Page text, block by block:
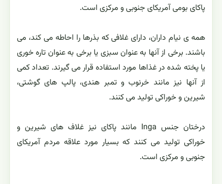
پاکای بومی آمریکای جنوبی و مرکزی است.
همه ی نیام داران، دارای غلافی که بذرها را احاطه می کند، می
باشند. برخی از آنها به عنوان سبزی یا برخی به عنوان تاره خوری
یا پخته شده در غذاها مورد استفاده قرار می گیرند. تعداد کمی
از آنها نیز مانند خرنوب و تمبر هندی، پالپ های گوشتی،
شیرین و خوراکی تولید می کنند.
درختان جنس Inga مانند پاکای نیز غلاف های شیرین و
خوراکی تولید می کنند که بسیار مورد علاقه مردم آمریکای
جنوبی و مرکزی است.